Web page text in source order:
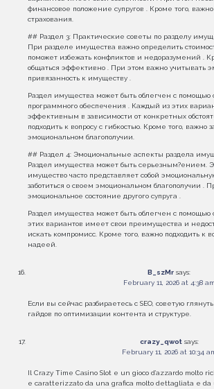
финансовое положение супругов . Кроме того,
страхования.
## Раздел 3: Практические советы по разделу
При разделе имущества важно определить
поможет избежать конфликтов и недоразумений .
общаться эффективно . При этом важно учитывать
привязанность к имуществу .
Раздел имущества может быть облегчен с помощью
программного обеспечения . Каждый из этих
эффективным в зависимости от конкретных
подходить к вопросу с гибкостью. Кроме того, важно
эмоциональном благополучии.
## Раздел 4: Эмоциональные аспекты раздела
Раздел имущества может быть серьезным?ением.
имущество часто представляет собой
заботиться о своем эмоциональном благополучии .
эмоциональное состояние другого супруга .
Раздел имущества может быть облегчен с помощью
этих вариантов имеет свои преимущества и
искать компромисс. Кроме того, важно подходить к
надеей.
B_szMr says:
February 11, 2026 at 4:38 am
Если вы сейчас разбираетесь с SEO, советую глянуть
гайдов по оптимизации контента и структуре.
crazy_qwot says:
February 11, 2026 at 10:34
Il Crazy Time Casino Slot e un gioco d’azzardo molto
e caratterizzato da una grafica molto dettagliata e